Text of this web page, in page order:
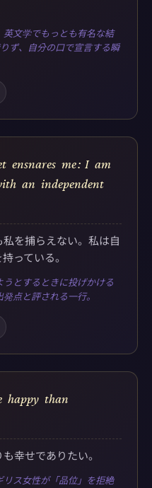
文学でもっとも有名な結
ず、自分の口で宣言する瞬
ensnares me: I am
an independent
を捕らえない。私は自
っている。
とするときに投げかける
点と評される一行。
happy than
幸せでありたい。
リス女性が「品位」を拒絶